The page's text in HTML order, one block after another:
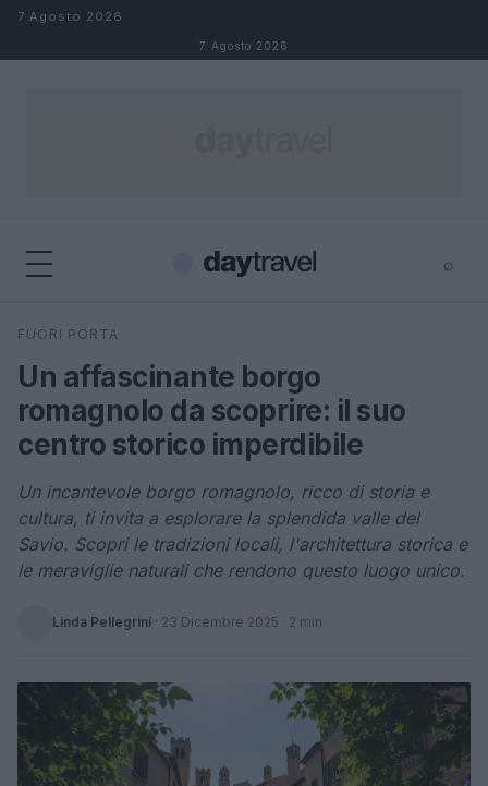
Salta al contenuto
7 Agosto 2026
7 Agosto 2026
⌕
Cerca
FUORI PORTA
Un affascinante borgo
romagnolo da scoprire: il suo
centro storico imperdibile
Un incantevole borgo romagnolo, ricco di storia e
cultura, ti invita a esplorare la splendida valle del
Savio. Scopri le tradizioni locali, l'architettura storica e
le meraviglie naturali che rendono questo luogo unico.
Linda Pellegrini · 23 Dicembre 2025 · 2 min